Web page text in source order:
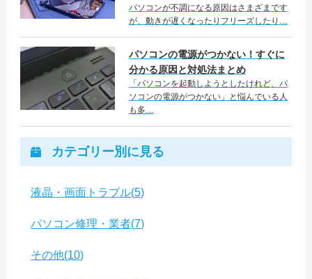
パソコンが不調になる原因はさまざまです
が、動きが遅くなったりフリーズしたり…
パソコンの電源がつかない！すぐに
分かる原因と対処法まとめ
「パソコンを起動しようとしたけれど、パ
ソコンの電源がつかない」と悩んでいる人
も多…
カテゴリー別に見る
液晶・画面トラブル 5
パソコン修理・業者 7
その他 10